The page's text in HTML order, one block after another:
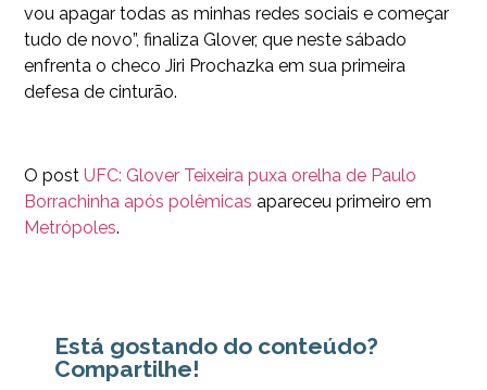
vou apagar todas as minhas redes sociais e começar
tudo de novo”, finaliza Glover, que neste sábado
enfrenta o checo Jiri Prochazka em sua primeira
defesa de cinturão.
O post UFC: Glover Teixeira puxa orelha de Paulo
Borrachinha após polêmicas apareceu primeiro em
Metrópoles.
Está gostando do conteúdo?
Compartilhe!